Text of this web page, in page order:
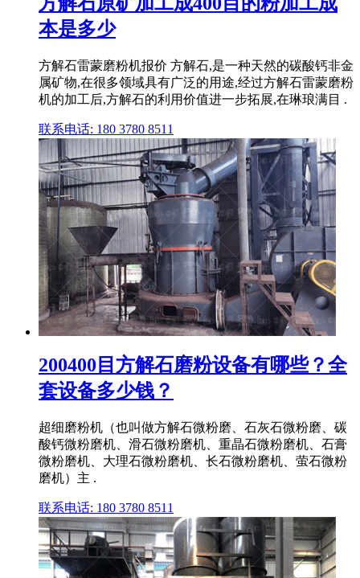
本是多少
方解石雷蒙磨粉机报价 方解石,是一种天然的碳酸钙非金
属矿物,在很多领域具有广泛的用途,经过方解石雷蒙磨粉
机的加工后,方解石的利用价值进一步拓展,在琳琅满目 .
联系电话: 180 3780 8511
200400目方解石磨粉设备有哪些？全
套设备多少钱？
超细磨粉机（也叫做方解石微粉磨、石灰石微粉磨、碳
酸钙微粉磨机、滑石微粉磨机、重晶石微粉磨机、石膏
微粉磨机、大理石微粉磨机、长石微粉磨机、萤石微粉
磨机）主 .
联系电话: 180 3780 8511